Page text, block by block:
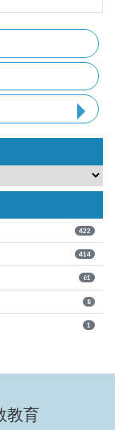
422
414
61
8
1
教育